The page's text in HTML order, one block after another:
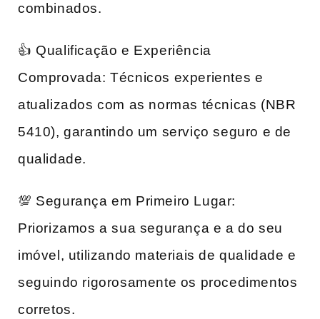
combinados.
👍 Qualificação e Experiência
Comprovada: Técnicos experientes e
atualizados com as normas técnicas (NBR
5410), garantindo um serviço seguro e de
qualidade.
💯 Segurança em Primeiro Lugar:
Priorizamos a sua segurança e a do seu
imóvel, utilizando materiais de qualidade e
seguindo rigorosamente os procedimentos
corretos.